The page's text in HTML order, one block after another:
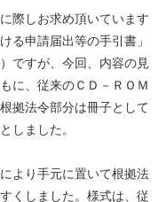
際しお求め頂いています
る申請届出等の手引書」
）ですが、今回、内容の見
に、従来のＣＤ－ＲＯＭ
拠法令部分は冊子として
しました。
より手元に置いて根拠法
くしました。様式は、従